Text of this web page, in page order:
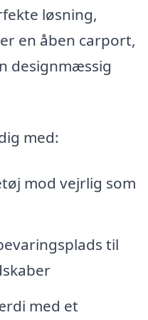
løsning,
en åben carport,
designmæssig
med:
mod vejrlig som
til
med et